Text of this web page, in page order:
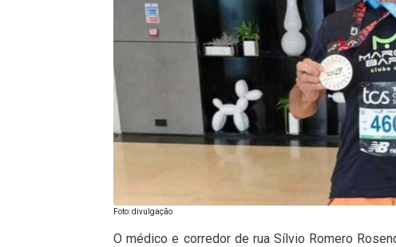
Foto: divulgação
O médico e corredor de ruaSílvio Romero